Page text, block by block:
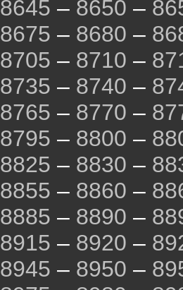
8645 – 8650 –
8675 – 8680 –
8705 – 8710 –
8735 – 8740 –
8765 – 8770 –
8795 – 8800 –
8825 – 8830 –
8855 – 8860 –
8885 – 8890 –
8915 – 8920 –
8945 – 8950 –